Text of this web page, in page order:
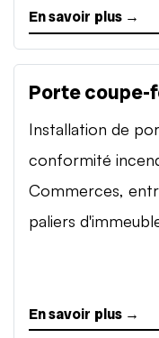
En savoir plus →
Porte coupe-
Installation de
conformité
Commerces,
paliers
En savoir plus →